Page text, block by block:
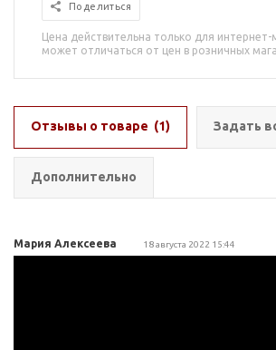
Поделиться
Цена действительна только для интернет-
может отличаться от цен в розничных
Отзывы о товаре (1) Задать
Дополнительно
Мария Алексеева 18 августа 2022 15:44